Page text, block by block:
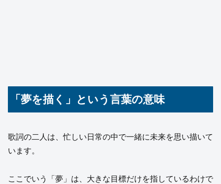
「夢を描く」という言葉の意味
歌詞の二人は、忙しい日常の中で一緒に未来を思い描いて
います。
ここでいう「夢」は、大きな目標だけを指しているわけで